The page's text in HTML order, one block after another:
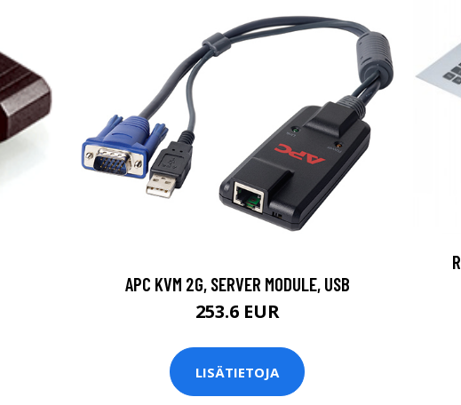
APC KVM 2G, SERVER MODULE, USB
253.6 EUR
LISÄTIETOJA